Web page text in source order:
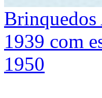
1939 com
1950